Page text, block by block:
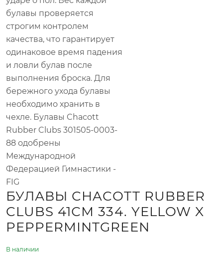
булавы проверяется
строгим контролем
качества, что гарантирует
одинаковое время падения
и ловли булав после
выполнения броска. Для
бережного ухода булавы
необходимо хранить в
чехле. Булавы Chacott
Rubber Clubs 301505-0003-
88 одобрены
Международной
Федерацией Гимнастики -
FIG
БУЛАВЫ CHACOTT RUBBER
CLUBS 41СМ 334. YELLOW X
PEPPERMINTGREEN
В наличии